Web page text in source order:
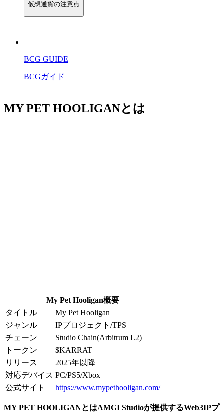
仮想通貨の注意点
BCG GUIDE
BCGガイド
MY PET HOOLIGANとは
My Pet Hooligan概要
タイトル
My Pet Hooligan
ジャンル
IPプロジェクト/TPS
チェーン
Studio Chain(Arbitrum L2)
トークン
$KARRAT
リリース
2025年以降
対応デバイス PC/PS5/Xbox
公式サイト
https://www.mypethooligan.com/
MY PET HOOLIGANとはAMGI Studioが提供するWeb3IPプ